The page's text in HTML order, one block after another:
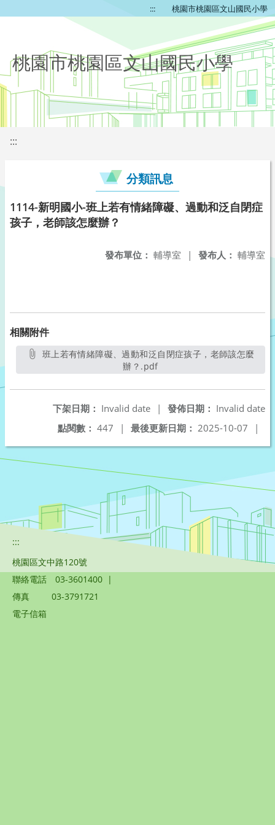
::: 桃園市桃園區文山國民小學
桃園市桃園區文山國民小學
:::
分類訊息
1114-新明國小-班上若有情緒障礙、過動和泛自閉症
孩子，老師該怎麼辦？
發布人： 輔導室
發布單位： 輔導室 |
相關附件
辦？.pdf另開新視窗
發佈日期： Invalid date
下架日期： Invalid date
|
最後更新日期： 2025-10-07 |
點閱數： 447 |
:::
桃園區文中路120號
聯絡電話
03-3601400 |
傳真
03-3791721
電子信箱